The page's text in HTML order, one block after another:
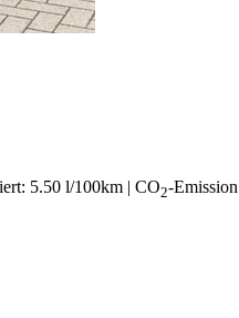
5.50 l/100km | CO2-